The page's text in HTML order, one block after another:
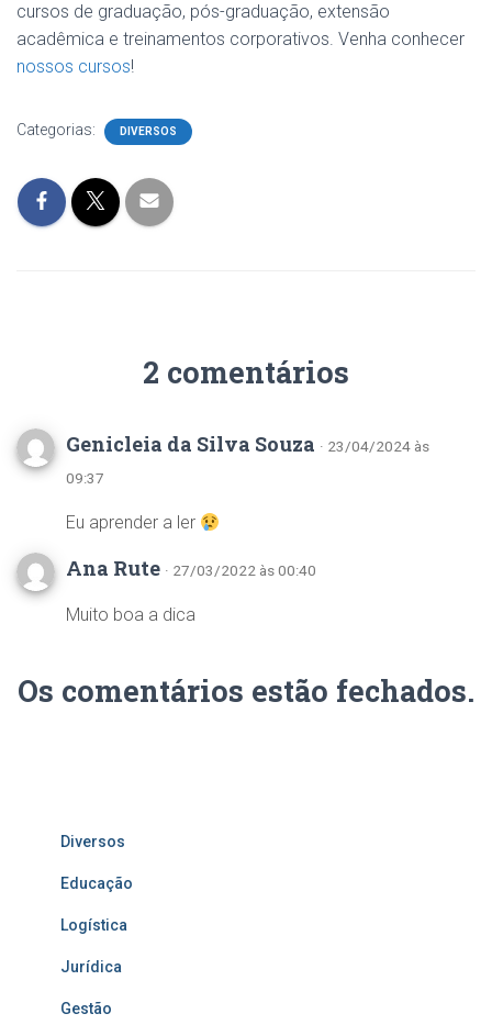
cursos de graduação, pós-graduação, extensão
acadêmica e treinamentos corporativos. Venha conhecer
nossos cursos!
Categorias: DIVERSOS
2 comentários
Genicleia da Silva Souza · 23/04/2024 às
09:37
Eu aprender a ler
Ana Rute · 27/03/2022 às 00:40
Muito boa a dica
Os comentários estão fechados.
Diversos
Educação
Logística
Jurídica
Gestão